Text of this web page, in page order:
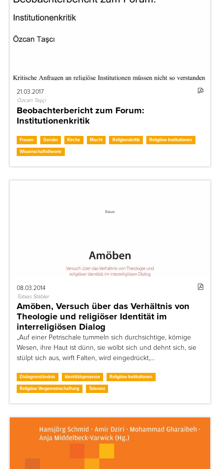
21.03.2017
Özcan Taşçi
Beobachterbericht zum Forum:
Institutionenkritik
Frauen Gender Kirche Macht Religionskritik
Religiöse Institutionen
Wissenschaftstheorie
08.03.2014
Tobias Stäbler
Amöben, Versuch über das Verhältnis von
Theologie und religiöser Identität im
interreligiösen Dialog
„Auf einer Petrischale tummeln sich durchsichtige, körnige
Wesen, ihre Haut ist dünn, sie wölbt sich und dehnt sich, sie
stülpt sich aus, wirft Falten, wird eingedrückt,…
Dialogverständnis Identitätsprozesse
Religiöse Institutionen
Religiöse Vergemeinschaftung
Toleranz